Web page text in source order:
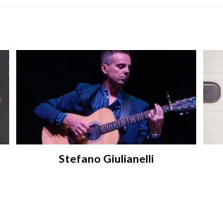
Stefano Giulianelli